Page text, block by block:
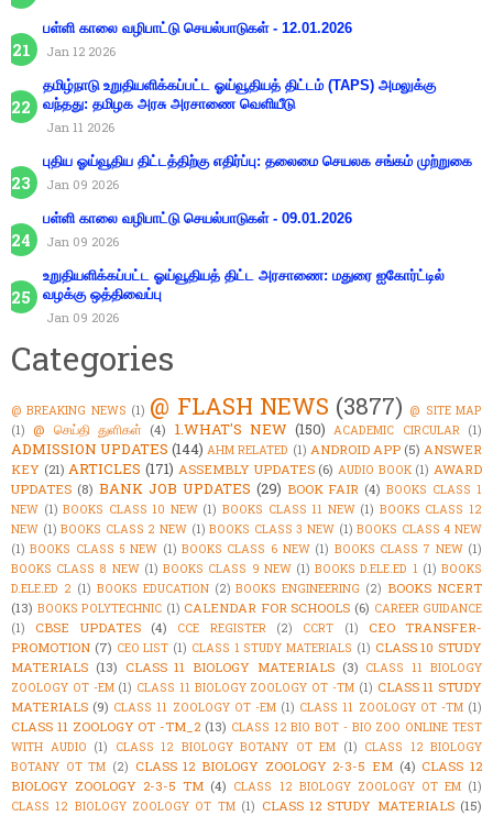
பள்ளி காலை வழிபாட்டு செயல்பாடுகள் - 12.01.2026
Jan 12 2026
தமிழ்நாடு உறுதியளிக்கப்பட்ட ஓய்வூதியத் திட்டம் (TAPS) அமலுக்கு
வந்தது: தமிழக அரசு அரசாணை வெளியீடு
Jan 11 2026
புதிய ஓய்வூதிய திட்டத்திற்கு எதிர்ப்பு: தலைமை செயலக சங்கம் முற்றுகை
Jan 09 2026
பள்ளி காலை வழிபாட்டு செயல்பாடுகள் - 09.01.2026
Jan 09 2026
உறுதியளிக்கப்பட்ட ஓய்வூதியத் திட்ட அரசாணை: மதுரை ஐகோர்ட்டில்
வழக்கு ஒத்திவைப்பு
Jan 09 2026
Categories
@ BREAKING NEWS (1) @ FLASH NEWS (3877) @ SITE MAP
(1) @ செய்தி துளிகள் (4) 1.WHAT'S NEW (150) ACADEMIC CIRCULAR (1)
ADMISSION UPDATES (144) AHM RELATED (1) ANDROID APP (5) ANSWER
KEY (21) ARTICLES (171) ASSEMBLY UPDATES (6) AUDIO BOOK (1) AWARD
UPDATES (8) BANK JOB UPDATES (29) BOOK FAIR (4) BOOKS CLASS 1
NEW (1) BOOKS CLASS 10 NEW (1) BOOKS CLASS 11 NEW (1) BOOKS CLASS 12
NEW (1) BOOKS CLASS 2 NEW (1) BOOKS CLASS 3 NEW (1) BOOKS CLASS 4 NEW
(1) BOOKS CLASS 5 NEW (1) BOOKS CLASS 6 NEW (1) BOOKS CLASS 7 NEW (1)
BOOKS CLASS 8 NEW (1) BOOKS CLASS 9 NEW (1) BOOKS D.ELE.ED 1 (1) BOOKS
D.ELE.ED 2 (1) BOOKS EDUCATION (2) BOOKS ENGINEERING (2) BOOKS NCERT
(13) BOOKS POLYTECHNIC (1) CALENDAR FOR SCHOOLS (6) CAREER GUIDANCE
(1)
CBSE UPDATES (4) CCE REGISTER (2) CCRT (1)
CEO TRANSFER-
PROMOTION (7) CEO LIST (1) CLASS 1 STUDY MATERIALS (1) CLASS 10 STUDY
MATERIALS (13) CLASS 11 BIOLOGY MATERIALS (3) CLASS 11 BIOLOGY
ZOOLOGY OT -EM (1) CLASS 11 BIOLOGY ZOOLOGY OT -TM (1) CLASS 11 STUDY
MATERIALS (9) CLASS 11 ZOOLOGY OT -EM (1) CLASS 11 ZOOLOGY OT -TM (1)
CLASS 11 ZOOLOGY OT -TM_2 (13) CLASS 12 BIO BOT - BIO ZOO ONLINE TEST
WITH AUDIO (1) CLASS 12 BIOLOGY BOTANY OT EM (1) CLASS 12 BIOLOGY
BOTANY OT TM (2) CLASS 12 BIOLOGY ZOOLOGY 2-3-5 EM (4) CLASS 12
BIOLOGY ZOOLOGY 2-3-5 TM (4) CLASS 12 BIOLOGY ZOOLOGY OT EM (1)
CLASS 12 BIOLOGY ZOOLOGY OT TM (1) CLASS 12 STUDY MATERIALS (15)